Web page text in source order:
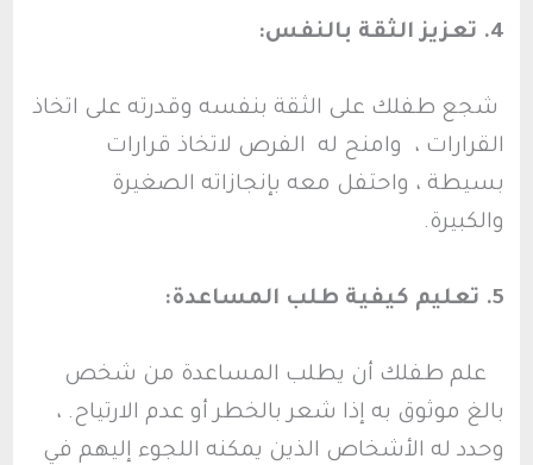
4. تعزيز الثقة بالنفس:
شجع طفلك على الثقة بنفسه وقدرته على اتخاذ
القرارات ، وامنح له الفرص لاتخاذ قرارات
بسيطة ، واحتفل معه بإنجازاته الصغيرة
والكبيرة.
5. تعليم كيفية طلب المساعدة:
علم طفلك أن يطلب المساعدة من شخص
بالغ موثوق به إذا شعر بالخطر أو عدم الارتياح. ،
وحدد له الأشخاص الذين يمكنه اللجوء إليهم في